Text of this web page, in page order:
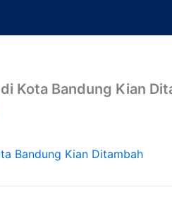
Kota Bandung Kian
Bandung Kian Ditambah